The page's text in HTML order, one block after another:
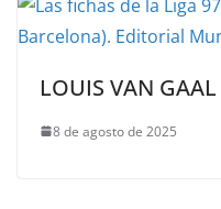
LOUIS VAN GAAL
8 de agosto de 2025